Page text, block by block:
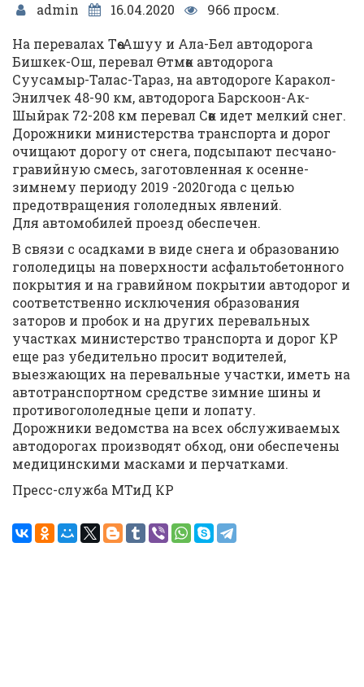
admin 16.04.2020
966 просм.
На перевалах Төө-Ашуу и Ала-Бел автодорога
Бишкек-Ош, перевал Өтмөк автодорога
Суусамыр-Талас-Тараз, на автодороге Каракол-
Энилчек 48-90 км, автодорога Барскоон-Ак-
Шыйрак 72-208 км перевал Сөөк идет мелкий снег.
Дорожники министерства транспорта и дорог
очищают дорогу от снега, подсыпают песчано-
гравийную смесь, заготовленная к осенне-
зимнему периоду 2019 -2020года с целью
предотвращения гололедных явлений.
Для автомобилей проезд обеспечен.
В связи с осадками в виде снега и образованию
гололедицы на поверхности асфальтобетонного
покрытия и на гравийном покрытии автодорог и
соответственно исключения образования
заторов и пробок и на других перевальных
участках министерство транспорта и дорог КР
еще раз убедительно просит водителей,
выезжающих на перевальные участки, иметь на
автотранспортном средстве зимние шины и
противогололедные цепи и лопату.
Дорожники ведомства на всех обслуживаемых
автодорогах производят обход, они обеспечены
медицинскими масками и перчатками.
Пресс-служба МТиД КР